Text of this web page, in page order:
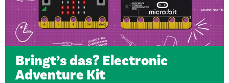
Bringt’s das? Electronic
Adventure Kit